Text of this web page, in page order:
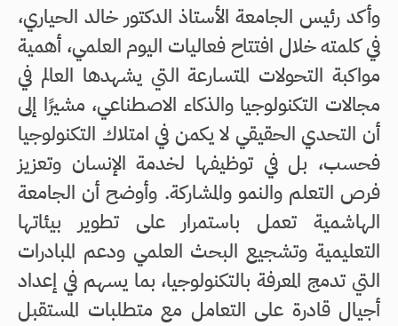
وأكد رئيس الجامعة الأستاذ الدكتور خالد الحياري،
في كلمته خلال افتتاح فعاليات اليوم العلمي، أهمية
مواكبة التحولات المتسارعة التي يشهدها العالم في
مجالات التكنولوجيا والذكاء الاصطناعي، مشيرًا إلى
أن التحدي الحقيقي لا يكمن في امتلاك التكنولوجيا
فحسب، بل في توظيفها لخدمة الإنسان وتعزيز
فرص التعلم والنمو والمشاركة. وأوضح أن الجامعة
الهاشمية تعمل باستمرار على تطوير بيئاتها
التعليمية وتشجيع البحث العلمي ودعم المبادرات
التي تدمج المعرفة بالتكنولوجيا، بما يسهم في إعداد
أجيال قادرة على التعامل مع متطلبات المستقبل